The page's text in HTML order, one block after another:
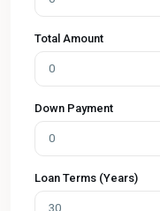
Total Amount
Down Payment
Loan Terms (Years)